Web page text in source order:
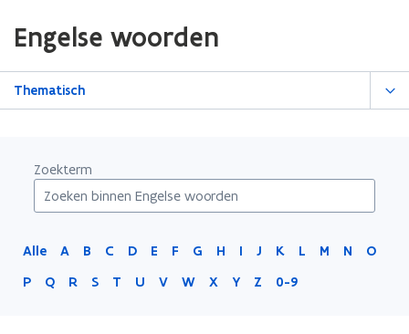
bevindt
zich
op:
Engelse
Engelse woorden
Thematisch
Zoekterm
Alle A B C D E F G H I J K L M N
O
P
Q R S T U V W X Y Z 0-9